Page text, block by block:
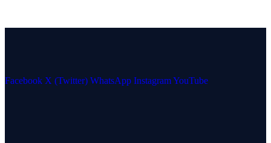
Facebook X (Twitter) WhatsApp InstagramYouTube